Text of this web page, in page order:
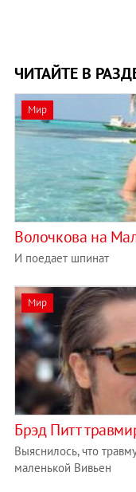
ЧИТАЙТЕ В
Мир
Волочкова на
И поедает шпинат
Мир
Брэд Питт
Выяснилось, что
маленькой Вивьен